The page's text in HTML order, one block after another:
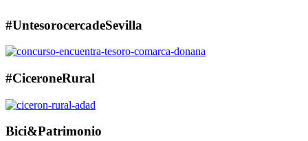
#UntesorocercadeSevilla
#CiceroneRural
Bici&Patrimonio